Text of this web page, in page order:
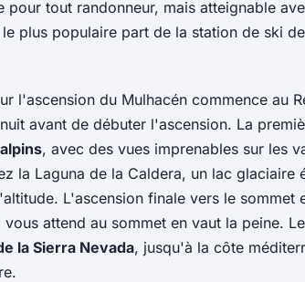
tout randonneur, mais atteignable
le plus populaire part de la station de ski
l'ascension du Mulhacén commence au
avant de débuter l'ascension. La
, avec des vues imprenables sur les
la Laguna de la Caldera, un lac glaciaire
L'ascension finale vers le sommet
attend au sommet en vaut la peine.
la Sierra Nevada, jusqu'à la côte